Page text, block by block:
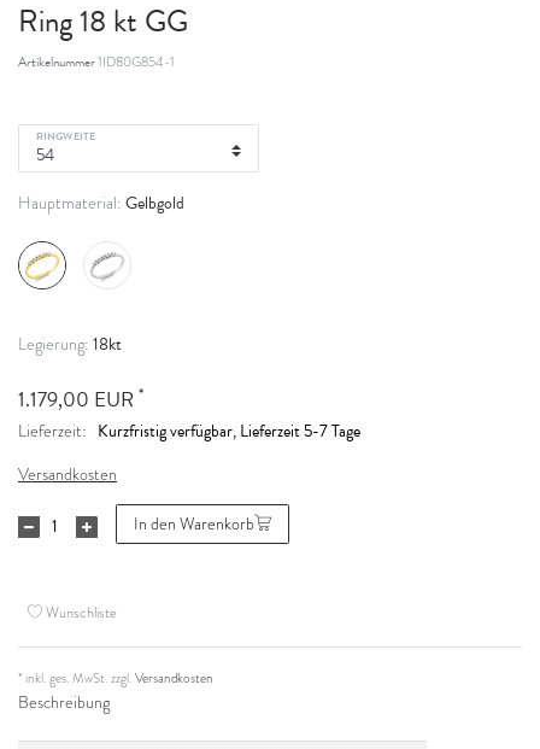
Ring 18 kt GG
Artikelnummer1ID80G854-1
RINGWEITE
Hauptmaterial: Gelbgold
Legierung: 18kt
1.179,00 EUR *
Lieferzeit: Kurzfristig verfügbar, Lieferzeit 5-7 Tage
Versandkosten
In den Warenkorb
Wunschliste
* inkl. ges. MwSt. zzgl.Versandkosten
Beschreibung